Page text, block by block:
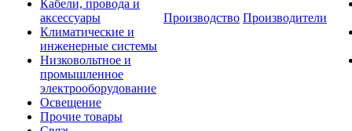
Кабели, провода и
аксессуары
Климатические и
инженерные системы
Низковольтное и
промышленное
электрооборудование
Освещение
Прочие товары
Производство Производители